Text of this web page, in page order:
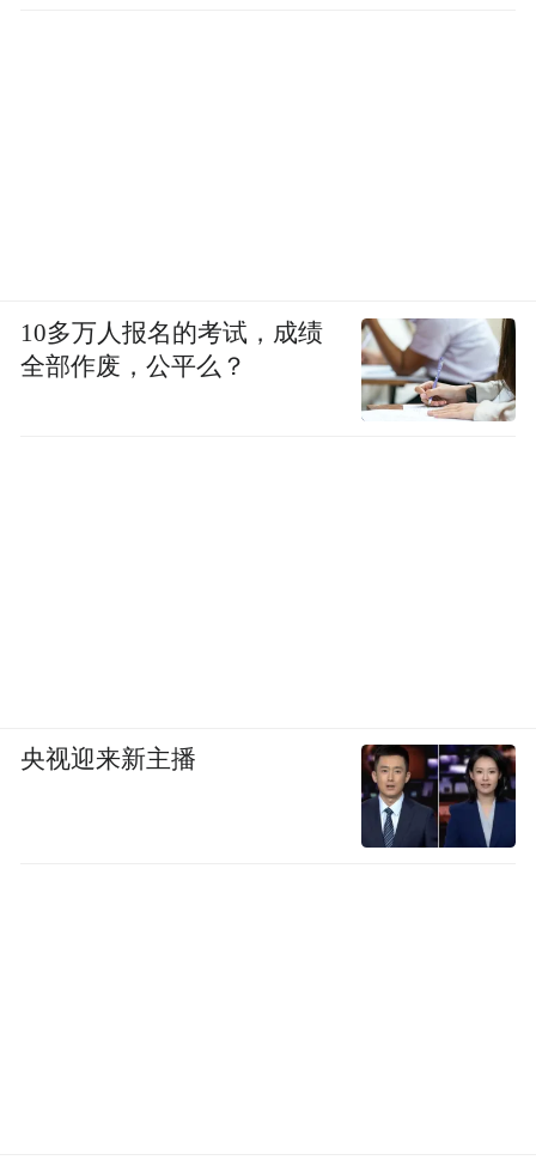
10多万人报名的考试，成绩
全部作废，公平么？
央视迎来新主播